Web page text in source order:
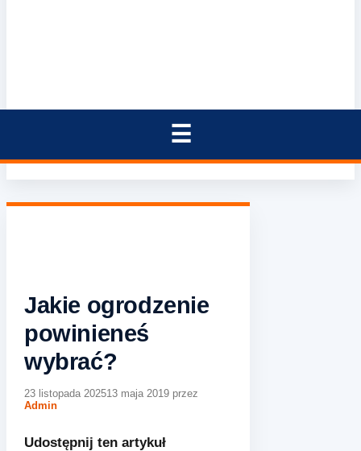
Jakie ogrodzenie
powinieneś
wybrać?
23 listopada 202513 maja 2019 przez
Admin
Udostępnij ten artykuł